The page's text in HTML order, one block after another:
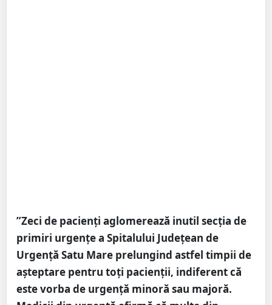
”Zeci de pacienți aglomerează inutil secția de
primiri urgențe a Spitalului Județean de
Urgență Satu Mare prelungind astfel timpii de
așteptare pentru toți pacienții, indiferent că
este vorba de urgență minoră sau majoră.